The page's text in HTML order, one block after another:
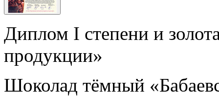
Диплом I степени и
продукции»
Шоколад тёмный